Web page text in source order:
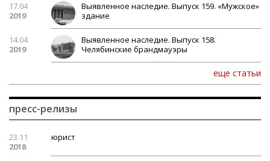
17.04
2019
Выявленное наследие. Выпуск 159. «Мужское»
здание
14.04
2019
Выявленное наследие. Выпуск 158.
Челябинские брандмауэры
еще статьи
пресс-релизы
23.11
2018
юрист